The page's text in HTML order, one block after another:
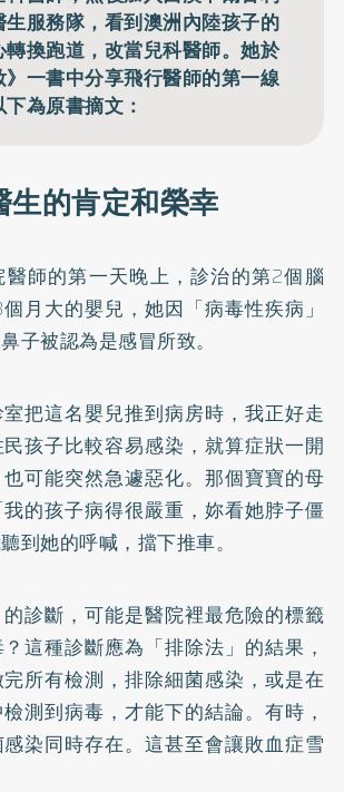
服務隊，看到澳洲內陸孩子的
換跑道，改當兒科醫師。她於
》一書中分享飛行醫師的第一線
為原書摘文：
生的肯定和榮幸
師的第一天晚上，診治的第2個腦
月大的嬰兒，她因「病毒性疾病」
子被認為是感冒所致。
把這名嬰兒推到病房時，我正好走
孩子比較容易感染，就算症狀一開
可能突然急遽惡化。那個寶寶的母
的孩子病得很嚴重，妳看她脖子僵
到她的呼喊，擋下推車。
的診斷，可能是醫院裡最危險的標籤
這種診斷應為「排除法」的結果，
所有檢測，排除細菌感染，或是在
測到病毒，才能下的結論。有時，
染同時存在。這甚至會讓敗血症雪